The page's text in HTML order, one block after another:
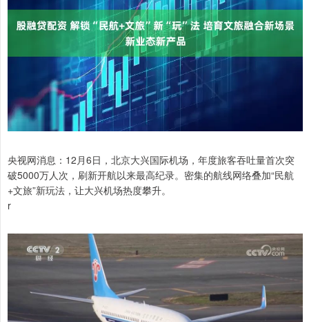
央视网消息：12月6日，北京大兴国际机场，年度旅客吞吐量首次突
破5000万人次，刷新开航以来最高纪录。密集的航线网络叠加“民航
+文旅”新玩法，让大兴机场热度攀升。
r